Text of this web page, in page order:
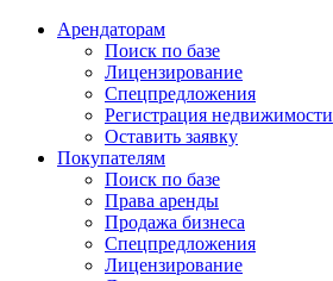
Арендаторам
Поиск по базе
Лицензирование
Спецпредложения
Регистрация недвижимости
Оставить заявку
Покупателям
Поиск по базе
Права аренды
Продажа бизнеса
Спецпредложения
Лицензирование